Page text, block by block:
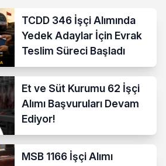
TCDD 346 İşçi Alımında
Yedek Adaylar İçin Evrak
Teslim Süreci Başladı
Et ve Süt Kurumu 62 İşçi
Alımı Başvuruları Devam
Ediyor!
MSB 1166 İşçi Alımı